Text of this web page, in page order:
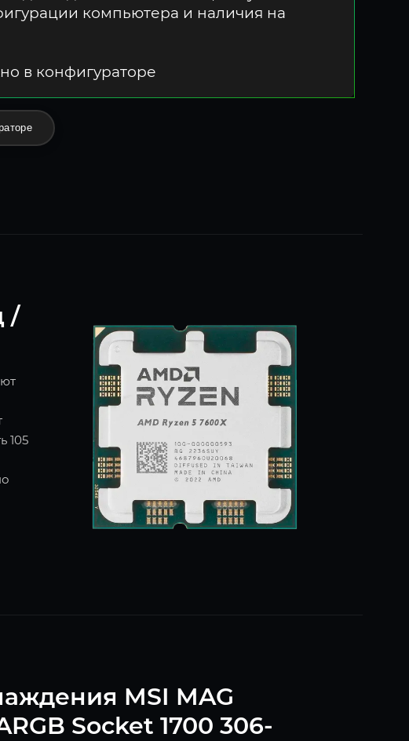
компьютера и наличия на
в конфигураторе
/
105
MSI MAG
Socket 1700 306-